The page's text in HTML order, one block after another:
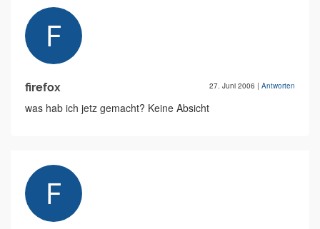
firefox 27. Juni 2006 | Antworten
was hab ich jetz gemacht? Keine Absicht